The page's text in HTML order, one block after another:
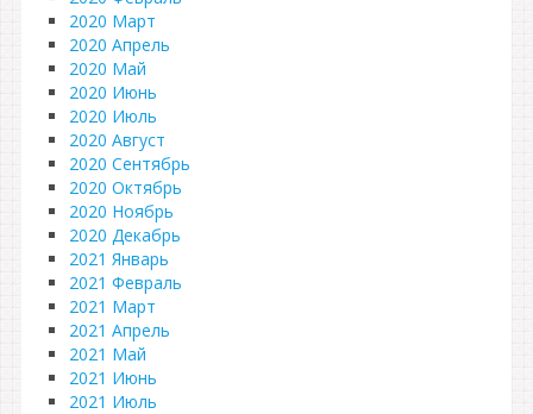
2020 Март
2020 Апрель
2020 Май
2020 Июнь
2020 Июль
2020 Август
2020 Сентябрь
2020 Октябрь
2020 Ноябрь
2020 Декабрь
2021 Январь
2021 Февраль
2021 Март
2021 Апрель
2021 Май
2021 Июнь
2021 Июль